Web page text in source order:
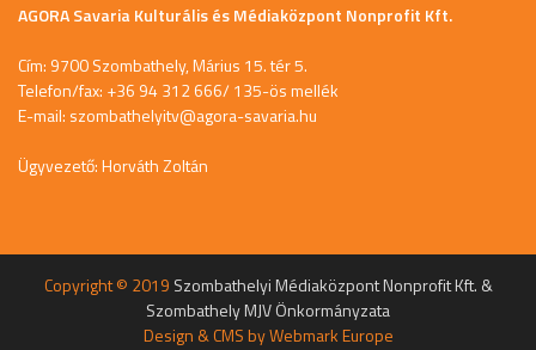
AGORA Savaria Kulturális és Médiaközpont Nonprofit Kft.
Cím: 9700 Szombathely, Márius 15. tér 5.
Telefon/fax: +36 94 312 666/ 135-ös mellék
E-mail: szombathelyitv@agora-savaria.hu
Ügyvezető: Horváth Zoltán
Copyright © 2019 Szombathelyi Médiaközpont Nonprofit Kft. &
Szombathely MJV Önkormányzata
Design & CMS byWebmark Europe